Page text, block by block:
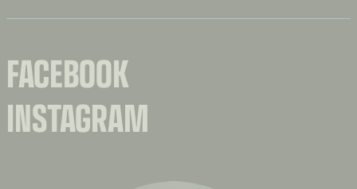
FACEBOOK
INSTAGRAM